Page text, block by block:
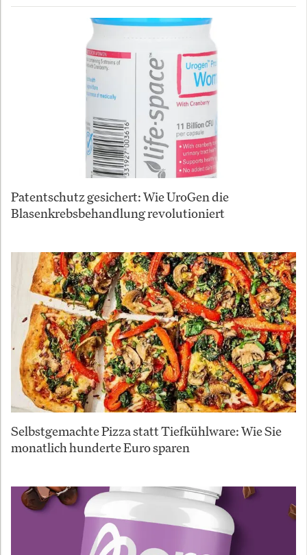
Patentschutz gesichert: Wie UroGen die
Blasenkrebsbehandlung revolutioniert
Selbstgemachte Pizza statt Tiefkühlware: Wie Sie
monatlich hunderte Euro sparen